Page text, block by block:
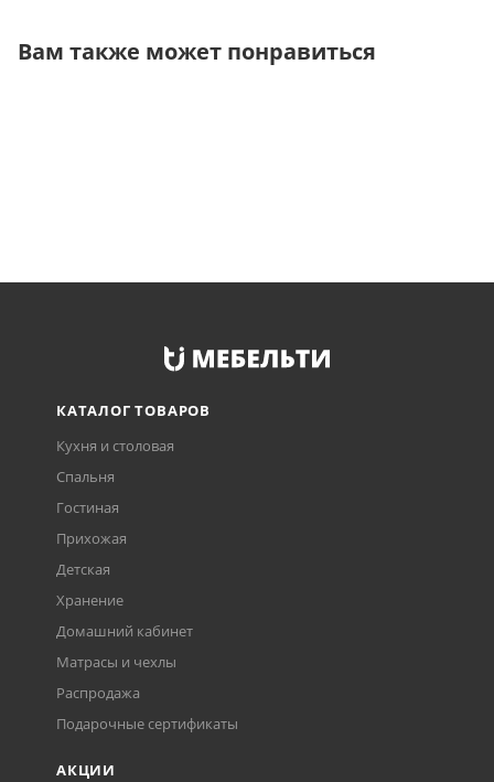
Вам также может понравиться
КАТАЛОГ ТОВАРОВ
Кухня и столовая
Спальня
Гостиная
Прихожая
Детская
Хранение
Домашний кабинет
Матрасы и чехлы
Распродажа
Подарочные сертификаты
АКЦИИ